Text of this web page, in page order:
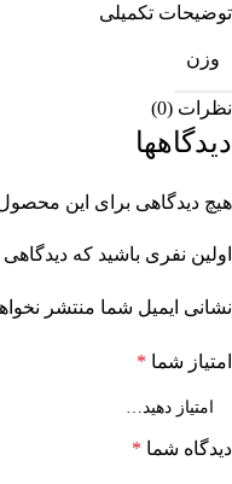
توضیحات تکمیلی
وزن
نظرات (0)
دیدگاهها
هیچ دیدگاهی برای این
اولین نفری باشید که دیدگاهی را
نشانی ایمیل شما منتشر
امتیاز شما *
دیدگاه شما *